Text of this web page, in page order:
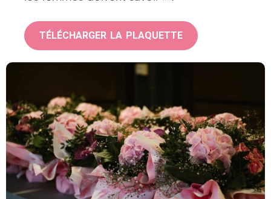
TÉLÉCHARGER LA PLAQUETTE